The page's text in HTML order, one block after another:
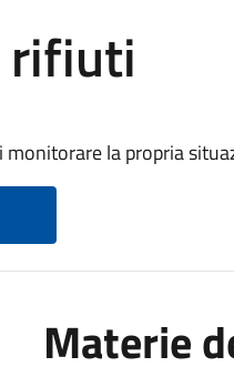
rifiuti
la propria
Materie